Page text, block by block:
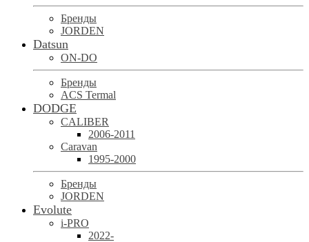
Бренды
JORDEN
Datsun
ON-DO
Бренды
ACS Termal
DODGE
CALIBER
2006-2011
Caravan
1995-2000
Бренды
JORDEN
Evolute
i-PRO
2022-